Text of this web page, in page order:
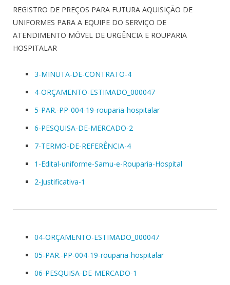
REGISTRO DE PREÇOS PARA FUTURA AQUISIÇÃO DE
UNIFORMES PARA A EQUIPE DO SERVIÇO DE
ATENDIMENTO MÓVEL DE URGÊNCIA E ROUPARIA
HOSPITALAR
3-MINUTA-DE-CONTRATO-4
4-ORÇAMENTO-ESTIMADO_000047
5-PAR.-PP-004-19-rouparia-hospitalar
6-PESQUISA-DE-MERCADO-2
7-TERMO-DE-REFERÊNCIA-4
1-Edital-uniforme-Samu-e-Rouparia-Hospital
2-Justificativa-1
04-ORÇAMENTO-ESTIMADO_000047
05-PAR.-PP-004-19-rouparia-hospitalar
06-PESQUISA-DE-MERCADO-1